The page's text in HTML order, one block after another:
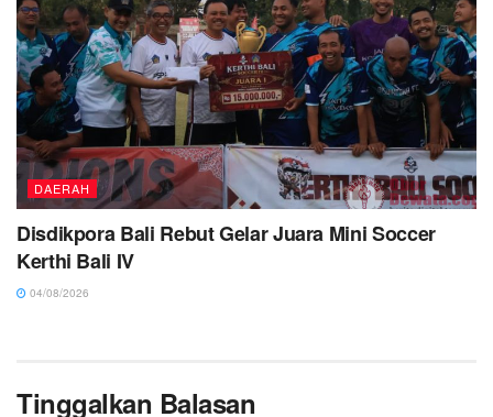
DAERAH
Disdikpora Bali Rebut Gelar Juara Mini Soccer
Kerthi Bali IV
04/08/2026
Tinggalkan Balasan